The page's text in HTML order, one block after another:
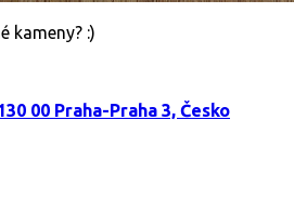
kameny? :)
00 Praha-Praha 3, Česko